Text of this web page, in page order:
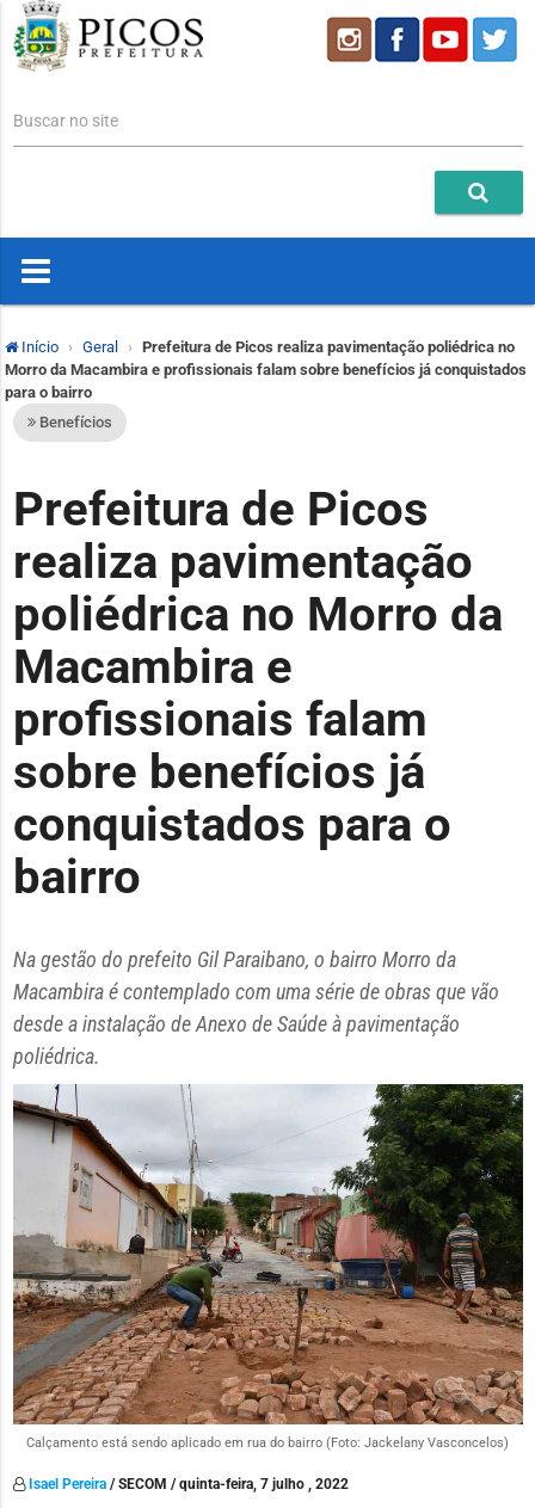
Buscar no site
Início Geral
Prefeitura de Picos realiza pavimentação poliédrica no
Morro da Macambira e profissionais falam sobre benefícios já conquistados
para o bairro
Benefícios
Prefeitura de Picos
realiza pavimentação
poliédrica no Morro da
Macambira e
profissionais falam
sobre benefícios já
conquistados para o
bairro
Na gestão do prefeito Gil Paraibano, o bairro Morro da
Macambira é contemplado com uma série de obras que vão
desde a instalação de Anexo de Saúde à pavimentação
poliédrica.
Calçamento está sendo aplicado em rua do bairro (Foto: Jackelany Vasconcelos)
Isael Pereira/ SECOM / quinta-feira, 7 julho , 2022